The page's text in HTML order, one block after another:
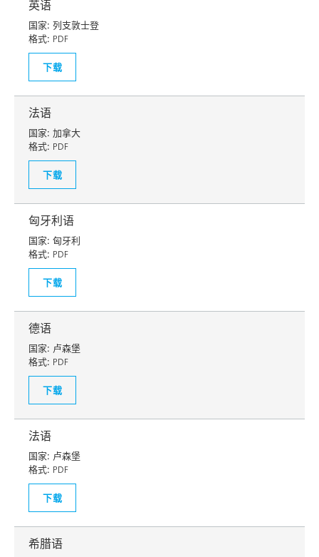
英语
国家: 列支敦士登
格式: PDF
下载
法语
国家: 加拿大
格式: PDF
下载
匈牙利语
国家: 匈牙利
格式: PDF
下载
德语
国家: 卢森堡
格式: PDF
下载
法语
国家: 卢森堡
格式: PDF
下载
希腊语